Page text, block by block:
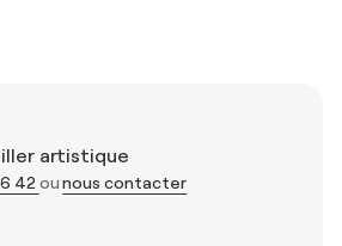
artistique
42 ounous contacter